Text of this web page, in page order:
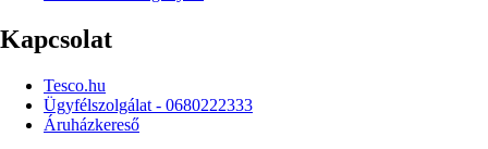
Kapcsolat
Tesco.hu
Ügyfélszolgálat - 0680222333
Áruházkereső